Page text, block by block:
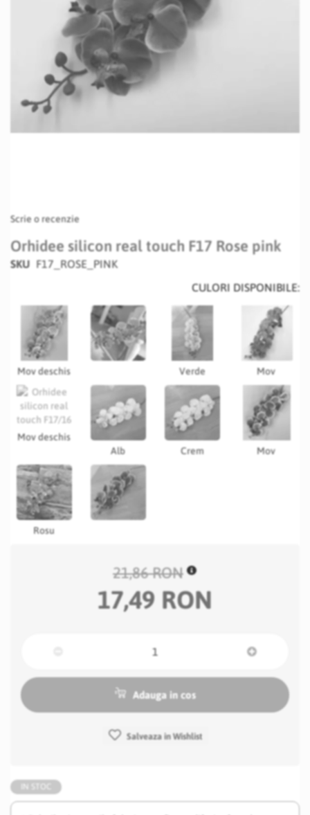
to
beginning
of
gallery
Scrie o recenzie
Orhidee silicon real touch F17 Rose pink
SKU F17_ROSE_PINK
CULORI DISPONIBILE:
Mov deschis Verde Mov
Mov deschis
Alb
Crem Mov
Rosu
21,86 RON
17,49 RON
Adauga in cos
Salveaza in Wishlist